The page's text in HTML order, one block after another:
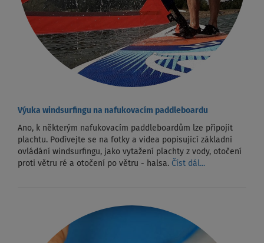
Výuka windsurfingu na nafukovacím paddleboardu
Ano, k některým nafukovacím paddleboardům lze připojit
plachtu. Podívejte se na fotky a videa popisující základní
ovládání windsurfingu, jako vytažení plachty z vody, otočení
proti větru ré a otočení po větru - halsa. Číst dál...